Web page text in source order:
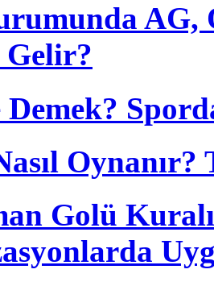
AG,
Demek?
Golü